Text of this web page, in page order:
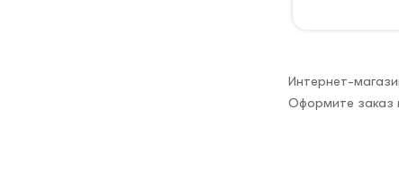
Интернет-
Оформите заказ